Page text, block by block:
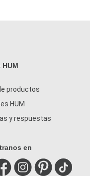
HUM
productos
HUM
y respuestas
en